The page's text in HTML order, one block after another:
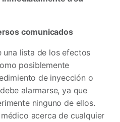
comunicados
una lista de los efectos
posiblemente
de inyección o
alarmarse, ya que
ninguno de ellos.
acerca de cualquier